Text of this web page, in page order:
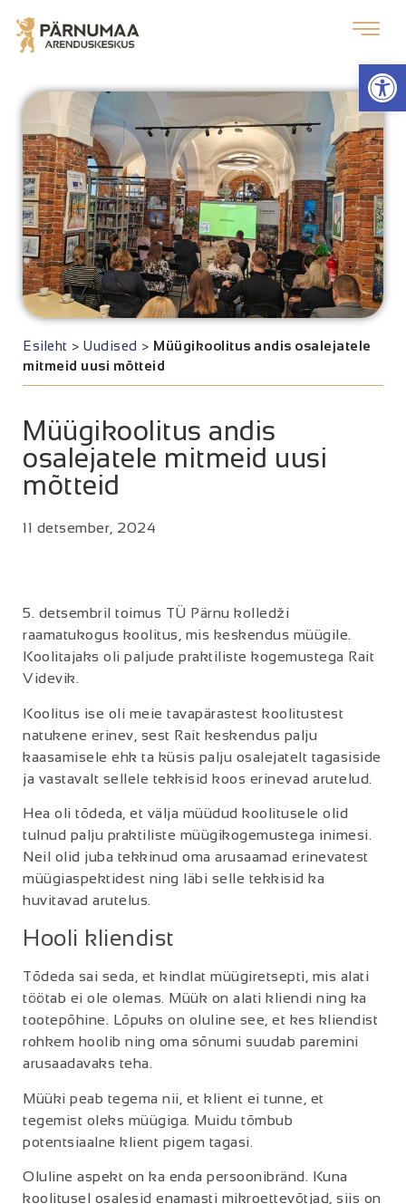
Esileht > Uudised > Müügikoolitus andis osalejatele
mitmeid uusi mõtteid
Müügikoolitus andis
osalejatele mitmeid uusi
mõtteid
11 detsember, 2024
5. detsembril toimus TÜ Pärnu kolledži
raamatukogus koolitus, mis keskendus müügile.
Koolitajaks oli paljude praktiliste kogemustega Rait
Videvik.
Koolitus ise oli meie tavapärastest koolitustest
natukene erinev, sest Rait keskendus palju
kaasamisele ehk ta küsis palju osalejatelt tagasiside
ja vastavalt sellele tekkisid koos erinevad arutelud.
Hea oli tõdeda, et välja müüdud koolitusele olid
tulnud palju praktiliste müügikogemustega inimesi.
Neil olid juba tekkinud oma arusaamad erinevatest
müügiaspektidest ning läbi selle tekkisid ka
huvitavad arutelus.
Hooli kliendist
Tõdeda sai seda, et kindlat müügiretsepti, mis alati
töötab ei ole olemas. Müük on alati kliendi ning ka
tootepõhine. Lõpuks on oluline see, et kes kliendist
rohkem hoolib ning oma sõnumi suudab paremini
arusaadavaks teha.
Müüki peab tegema nii, et klient ei tunne, et
tegemist oleks müügiga. Muidu tõmbub
potentsiaalne klient pigem tagasi.
Oluline aspekt on ka enda persoonibränd. Kuna
koolitusel osalesid enamasti mikroettevõtjad, siis on